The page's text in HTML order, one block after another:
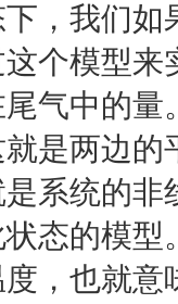
，我们
个模型
气中的
是两边
系统的
态的模
，也就